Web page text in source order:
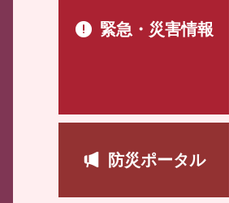
緊急・災害情報
防災ポータル